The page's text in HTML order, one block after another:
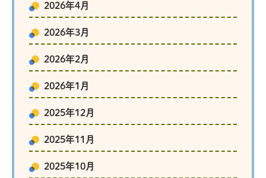
2026年4月
2026年3月
2026年2月
2026年1月
2025年12月
2025年11月
2025年10月